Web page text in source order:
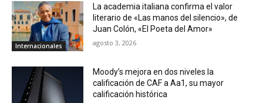
Internacionales
La academia italiana confirma el valor
literario de «Las manos del silencio», de
Juan Colón, «El Poeta del Amor»
agosto 3, 2026
Moody’s mejora en dos niveles la
calificación de CAF a Aa1, su mayor
calificación histórica